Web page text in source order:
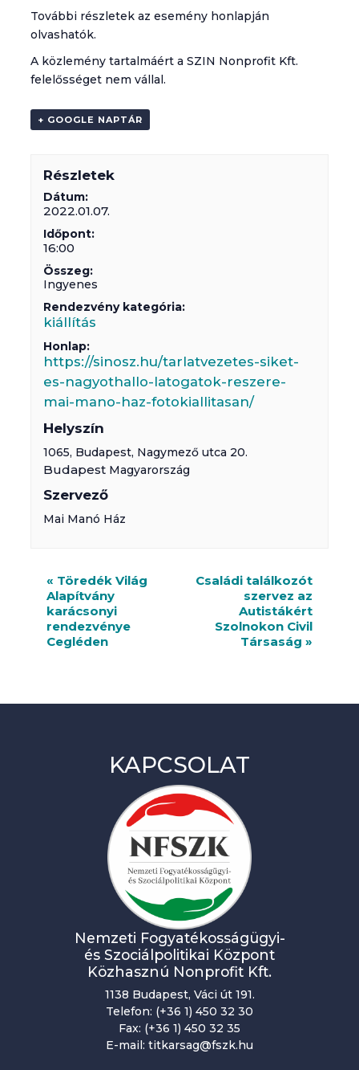
További részletek az esemény honlapján
olvashatók.
A közlemény tartalmáért a SZIN Nonprofit Kft.
felelősséget nem vállal.
+ GOOGLE NAPTÁR
Részletek
Dátum:
2022.01.07.
Időpont:
16:00
Összeg:
Ingyenes
Rendezvény kategória:
kiállítás
Honlap:
https://sinosz.hu/tarlatvezetes-siket-
es-nagyothallo-latogatok-reszere-
mai-mano-haz-fotokiallitasan/
Helyszín
1065, Budapest, Nagymező utca 20.
Budapest Magyarország
Szervező
Mai Manó Ház
z
« Töredék Világ
Alapítvány
karácsonyi
rendezvénye
Cegléden
Családi találkozót
szervez az
Autistákért
Szolnokon Civil
Társaság»
KAPCSOLAT
Nemzeti Fogyatékosságügyi-
és Szociálpolitikai Központ
Közhasznú Nonprofit Kft.
1138 Budapest, Váci út 191.
Telefon: (+36 1) 450 32 30
Fax: (+36 1) 450 32 35
E-mail: titkarsag@fszk.hu